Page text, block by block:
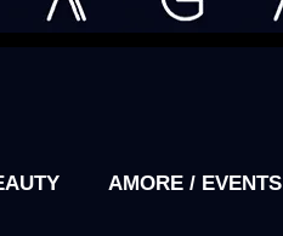
AMORE / EVENTS